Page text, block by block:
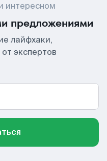
интересном
предложениями
лайфхаки,
экспертов